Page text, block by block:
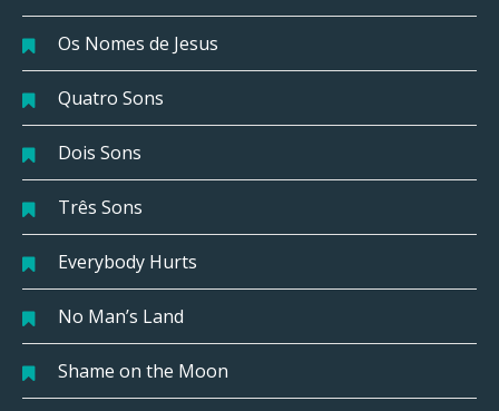
Os Nomes de Jesus
Quatro Sons
Dois Sons
Três Sons
Everybody Hurts
No Man’s Land
Shame on the Moon